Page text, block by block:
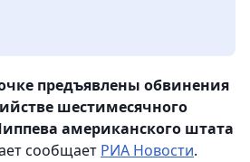
предъявлены обвинения
шестимесячного
американского штата
сообщает РИА Новости.